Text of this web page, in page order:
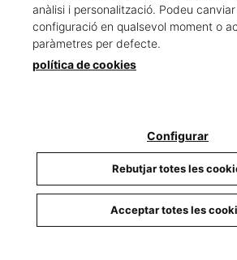
CARREGAR MÉS
TELÈFON
93 679 88 15
anàlisi i personalització. Podeu
configuració en qualsevol moment o
paràmetres per defecte.
política de cookies
Configurar
Rebutjar totes les
Acceptar totes les